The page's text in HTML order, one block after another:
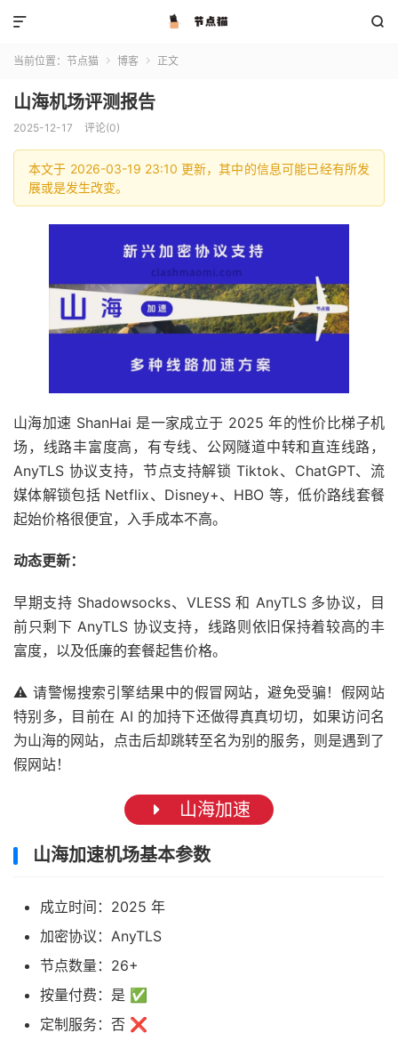


当前位置： 节点猫  博客  正文
山海机场评测报告
2025-12-17 评论(0)
本文于 2026-03-19 23:10 更新，其中的信息可能已经有所发
展或是发生改变。
山海加速 ShanHai 是一家成立于 2025 年的性价比梯子机
场，线路丰富度高，有专线、公网隧道中转和直连线路，
AnyTLS 协议支持，节点支持解锁 Tiktok、ChatGPT、流
媒体解锁包括 Netflix、Disney+、HBO 等，低价路线套餐
起始价格很便宜，入手成本不高。
动态更新：
早期支持 Shadowsocks、VLESS 和 AnyTLS 多协议，目
前只剩下 AnyTLS 协议支持，线路则依旧保持着较高的丰
富度，以及低廉的套餐起售价格。
⚠️ 请警惕搜索引擎结果中的假冒网站，避免受骗！假网站
特别多，目前在 AI 的加持下还做得真真切切，如果访问名
为山海的网站，点击后却跳转至名为别的服务，则是遇到了
假网站！
山海加速
山海加速机场基本参数
成立时间：2025 年
加密协议：AnyTLS
节点数量：26+
按量付费：是 ✅
定制服务：否 ❌